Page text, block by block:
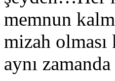
memnun
mizah olması
aynı